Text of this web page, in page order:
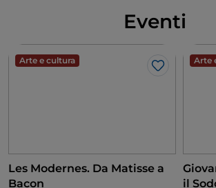
Eventi
Arte e cultura
Like
Les Modernes. Da Matisse a
Bacon
Arte
il